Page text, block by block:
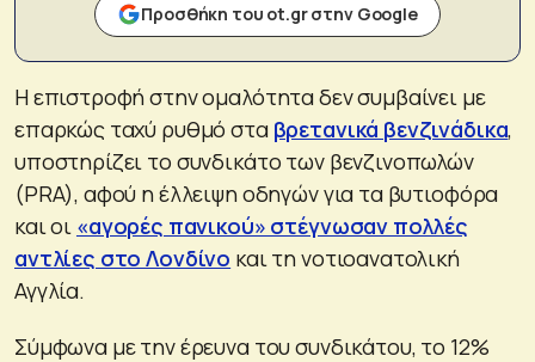
Προσθήκη του ot.gr στην Google
Η επιστροφή στην ομαλότητα δεν συμβαίνει με
επαρκώς ταχύ ρυθμό στα βρετανικά βενζινάδικα,
υποστηρίζει το συνδικάτο των βενζινοπωλών
(PRA), αφού η έλλειψη οδηγών για τα βυτιοφόρα
και οι «αγορές πανικού» στέγνωσαν πολλές
αντλίες στο Λονδίνο και τη νοτιοανατολική
Αγγλία.
Σύμφωνα με την έρευνα του συνδικάτου, το 12%